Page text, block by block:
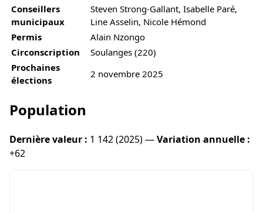
Conseillers
municipaux
Steven Strong-Gallant, Isabelle Paré,
Line Asselin, Nicole Hémond
Permis
Alain Nzongo
Circonscription
Soulanges (220)
Prochaines
élections
2 novembre 2025
Population
Dernière valeur : 1 142 (2025) —Variation annuelle :
+62